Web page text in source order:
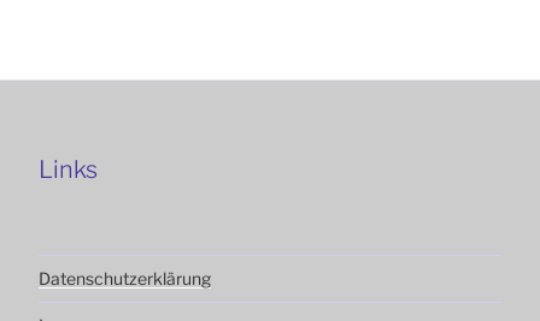
Links
Datenschutzerklärung